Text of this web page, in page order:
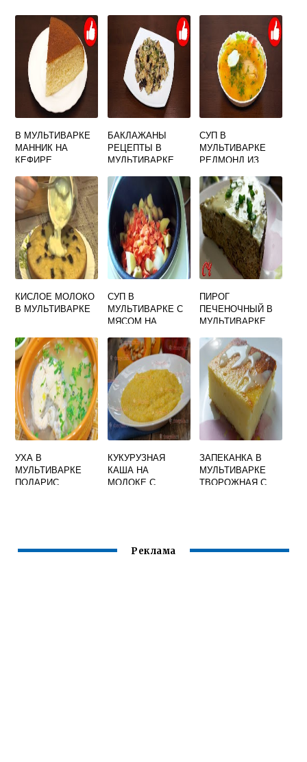
В МУЛЬТИВАРКЕ
МАННИК НА
КЕФИРЕ
БАКЛАЖАНЫ
РЕЦЕПТЫ В
МУЛЬТИВАРКЕ
СУП В
МУЛЬТИВАРКЕ
РЕДМОНД ИЗ
КИСЛОЕ МОЛОКО
В МУЛЬТИВАРКЕ
СУП В
МУЛЬТИВАРКЕ С
МЯСОМ НА
РЕЦЕПТ
ПРИГОТОВЛЕНИЯ
ПИРОГ
ПЕЧЕНОЧНЫЙ В
МУЛЬТИВАРКЕ
УХА В
МУЛЬТИВАРКЕ
ПОЛАРИС
КУКУРУЗНАЯ
КАША НА
МОЛОКЕ С
ЗАПЕКАНКА В
МУЛЬТИВАРКЕ
ТВОРОЖНАЯ С
Реклама